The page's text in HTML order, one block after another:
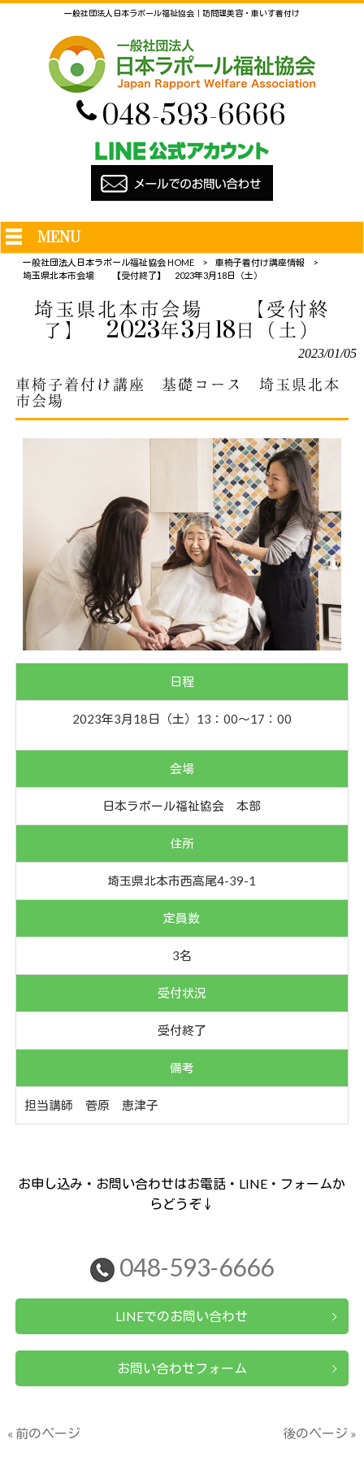
一般社団法人日本ラポール福祉協会｜訪問理美容・車いす着付け
048-593-6666
MENU
一般社団法人日本ラポール福祉協会 HOME > 車椅子着付け講座情報
>
埼玉県北本市会場 【受付終了】 2023年3月18日（土）
埼玉県北本市会場 【受付終
了】 2023年3月18日（土）
2023/01/05
車椅子着付け講座 基礎コース 埼玉県北本
市会場
日程
2023年3月18日（土）13：00〜17：00
会場
日本ラポール福祉協会 本部
住所
埼玉県北本市西高尾4-39-1
定員数
3名
受付状況
受付終了
備考
担当講師 菅原 恵津子
お申し込み・お問い合わせはお電話・LINE・フォームか
らどうぞ↓
048-593-6666
LINEでのお問い合わせ
お問い合わせフォーム
« 前のページ 後のページ »